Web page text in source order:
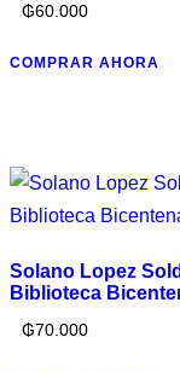
₲60.000
COMPRAR AHORA
Solano Lopez
Biblioteca
₲70.000